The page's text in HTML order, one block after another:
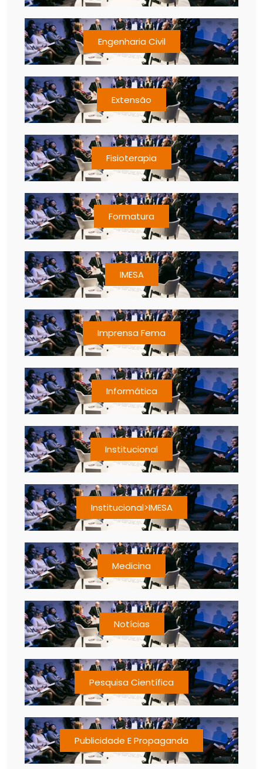
Engenharia Civil
Extensão
Fisioterapia
Formatura
IMESA
Imprensa Fema
Informática
Institucional
Institucional>IMESA
Medicina
Notícias
Pesquisa Científica
Publicidade E Propaganda